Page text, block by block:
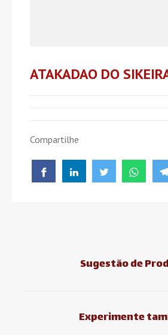
ATAKADAO DO
Compartilhe
Sugestão de
Experimente